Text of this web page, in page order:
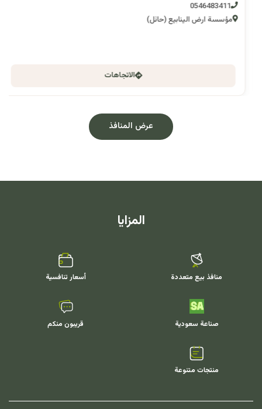
0546483411
مؤسسة ارض الينابيع (حائل)
الاتجاهات
عرض المنافذ
المزايا
منافذ بيع متعددة أسعار تنافسية
صناعة سعودية قريبون منكم
منتجات متنوعة